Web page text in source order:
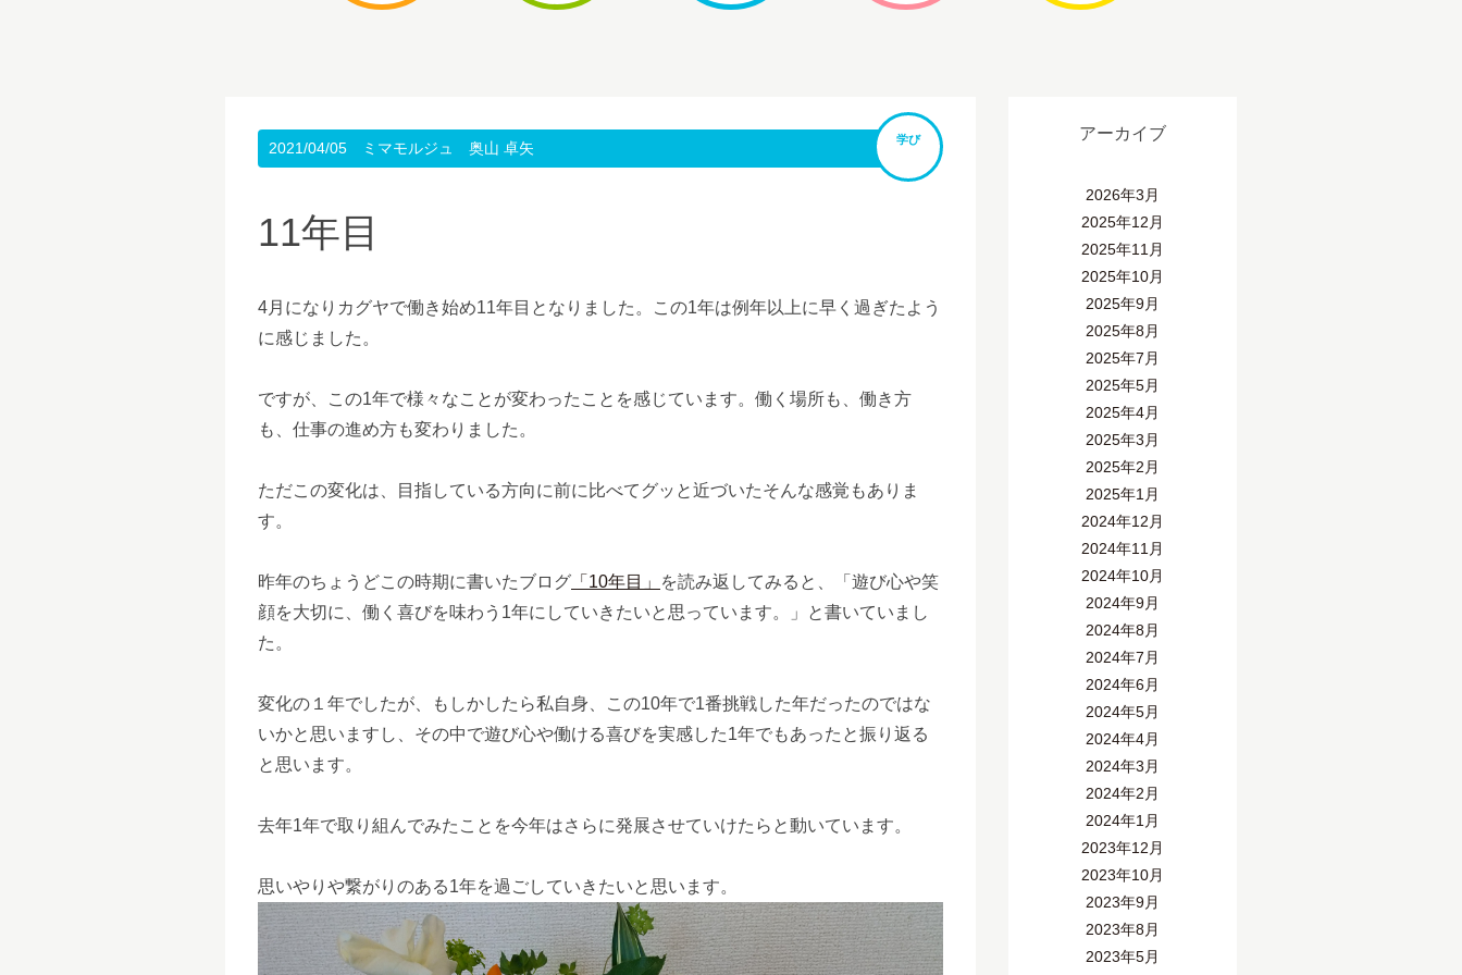
2021/04/05 ミマモルジュ 奥山 卓矢 学び
11年目
4月になりカグヤで働き始め11年目となりました。この1年は例年以上に早く過ぎたよう
に感じました。
ですが、この1年で様々なことが変わったことを感じています。働く場所も、働き方
も、仕事の進め方も変わりました。
ただこの変化は、目指している方向に前に比べてグッと近づいたそんな感覚もありま
す。
昨年のちょうどこの時期に書いたブログ 「10年目」
を読み返してみると、「遊び心や笑
顔を大切に、働く喜びを味わう1年にしていきたいと思っています。」と書いていまし
た。
変化の１年でしたが、もしかしたら私自身、この10年で1番挑戦した年だったのではな
いかと思いますし、その中で遊び心や働ける喜びを実感した1年でもあったと振り返る
と思います。
去年1年で取り組んでみたことを今年はさらに発展させていけたらと動いています。
思いやりや繋がりのある1年を過ごしていきたいと思います。
アーカイブ
2026年3月
2025年12月
2025年11月
2025年10月
2025年9月
2025年8月
2025年7月
2025年5月
2025年4月
2025年3月
2025年2月
2025年1月
2024年12月
2024年11月
2024年10月
2024年9月
2024年8月
2024年7月
2024年6月
2024年5月
2024年4月
2024年3月
2024年2月
2024年1月
2023年12月
2023年10月
2023年9月
2023年8月
2023年5月